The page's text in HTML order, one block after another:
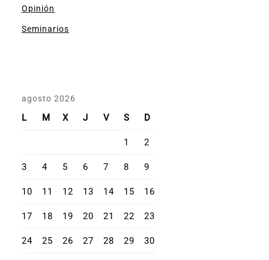
Opinión
Seminarios
agosto 2026
L M X J V S D
1 2
3 4 5 6 7 8 9
10 11 12 13 14 15 16
17 18 19 20 21 22 23
24 25 26 27 28 29 30